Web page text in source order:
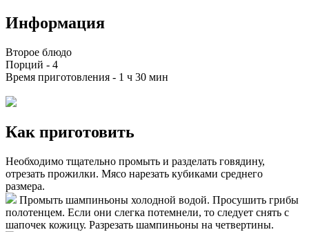
Информация
Второе блюдо
Порций - 4
Время приготовления - 1 ч 30 мин
Как приготовить
Необходимо тщательно промыть и разделать говядину,
отрезать прожилки. Мясо нарезать кубиками среднего
размера.
Промыть шампиньоны холодной водой. Просушить грибы
полотенцем. Если они слегка потемнели, то следует снять с
шапочек кожицу. Разрезать шампиньоны на четвертины.